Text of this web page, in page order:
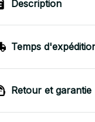
Description
Temps
Retour et garantie